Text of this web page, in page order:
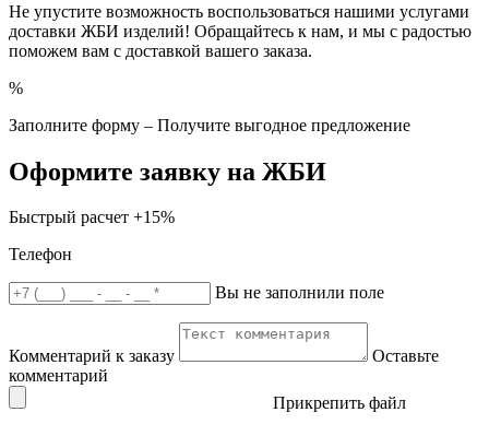
Не упустите возможность воспользоваться нашими услугами
доставки ЖБИ изделий! Обращайтесь к нам, и мы с радостью
поможем вам с доставкой вашего заказа.
%
Заполните форму – Получите выгодное предложение
Оформите заявку на ЖБИ
Быстрый расчет +15%
Телефон
Вы не заполнили поле
Комментарий к заказу
Оставьте
комментарий
Прикрепить файл